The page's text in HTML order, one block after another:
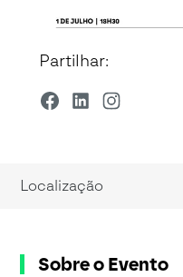
Partilhar:
Localização
Sobre o Evento